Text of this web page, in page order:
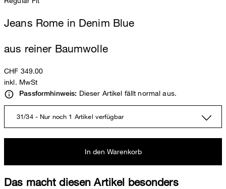
Jeans Rome in Denim Blue
aus reiner Baumwolle
CHF 349.00
inkl. MwSt
Passformhinweis: Dieser Artikel fällt normal aus.
31/34 - Nur noch 1 Artikel verfügbar
In den Warenkorb
Das macht diesen Artikel besonders